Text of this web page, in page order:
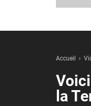
Accueil
la